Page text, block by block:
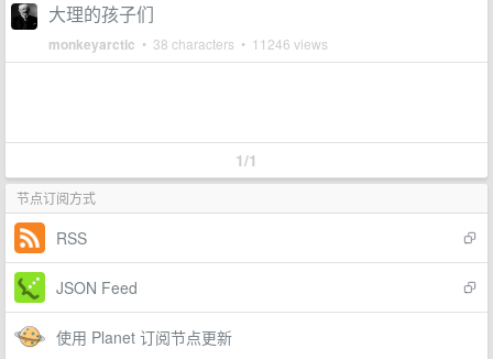
大理的孩子们
monkeyarctic • 38 characters • 11246 views
1/1
节点订阅方式
RSS
JSON Feed
使用 Planet 订阅节点更新